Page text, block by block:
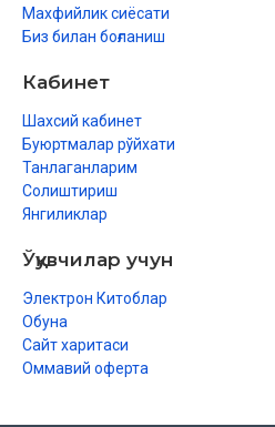
Махфийлик сиёсати
Биз билан боғланиш
Кабинет
Шахсий кабинет
Буюртмалар рўйхати
Танлаганларим
Солиштириш
Янгиликлар
Ўқувчилар учун
Электрон Китоблар
Обуна
Сайт харитаси
Оммавий оферта